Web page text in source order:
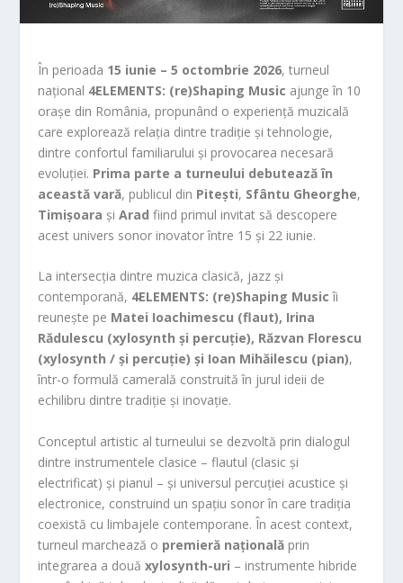
În perioada 15 iunie – 5 octombrie 2026, turneul
național 4ELEMENTS: (re)Shaping Music ajunge în 10
orașe din România, propunând o experiență muzicală
care explorează relația dintre tradiție și tehnologie,
dintre confortul familiarului și provocarea necesară
evoluției. Prima parte a turneului debutează în
această vară, publicul din Pitești, Sfântu Gheorghe,
Timișoara șiArad fiind primul invitat să descopere
acest univers sonor inovator între 15 și 22 iunie.
La intersecția dintre muzica clasică, jazz și
contemporană, 4ELEMENTS: (re)Shaping Music îi
reunește pe Matei Ioachimescu (flaut), Irina
Rădulescu (xylosynth și percuție), Răzvan Florescu
(xylosynth / și percuție) și Ioan Mihăilescu (pian),
într-o formulă camerală construită în jurul ideii de
echilibru dintre tradiție și inovație.
Conceptul artistic al turneului se dezvoltă prin dialogul
dintre instrumentele clasice – flautul (clasic și
electrificat) și pianul – și universul percuției acustice și
electronice, construind un spațiu sonor în care tradiția
coexistă cu limbajele contemporane. În acest context,
turneul marchează o premieră națională prin
integrarea a douăxylosynth-uri – instrumente hibride